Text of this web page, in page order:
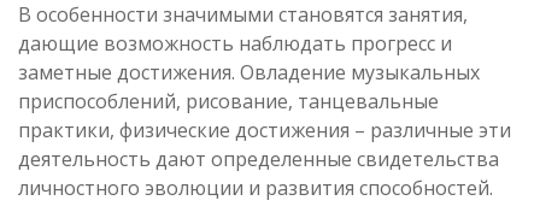
В особенности значимыми становятся занятия,
дающие возможность наблюдать прогресс и
заметные достижения. Овладение музыкальных
приспособлений, рисование, танцевальные
практики, физические достижения – различные эти
деятельность дают определенные свидетельства
личностного эволюции и развития способностей.